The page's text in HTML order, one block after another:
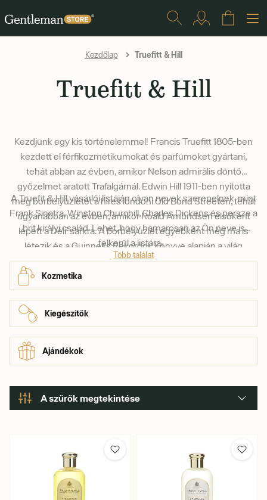
Kezdőlap Truefitt & Hill
Truefitt & Hill
Kezdjünk egy kis történelemmel! Francis Truefitt 1805-ben
kezdett el férfikozmetikumokat és parfümöket gyártani,
tehát abban az évben, amikor Nelson admirális döntő
győzelmet aratott Trafalgárnál. Edwin Hill 1911-ben nyitotta
meg borbélyüzletét a híres londoni Old Bond Streeten, tehát
ugyanabban az évben, amikor Roald Amundsen elsőként
lépett a Déli-sarkra. A borbélyüzlet egyébként még ma is
létezik és a Guinness Rekordok Könyve alapján a világ
legöregebb borbélyüzletének számít.
A Truefit & Hill vásárlói listáján olyan nevek szerepelnek, mint
Frank Sinatra, Winston Churchill, Charles Dickens és persze a
brit királyi család. Lehet, hogy hamarosan az Ön neve is
felkerül a listára.
Több találat
Kozmetika
Kiegészítők
Ajándékok
A szűrők megtekintése